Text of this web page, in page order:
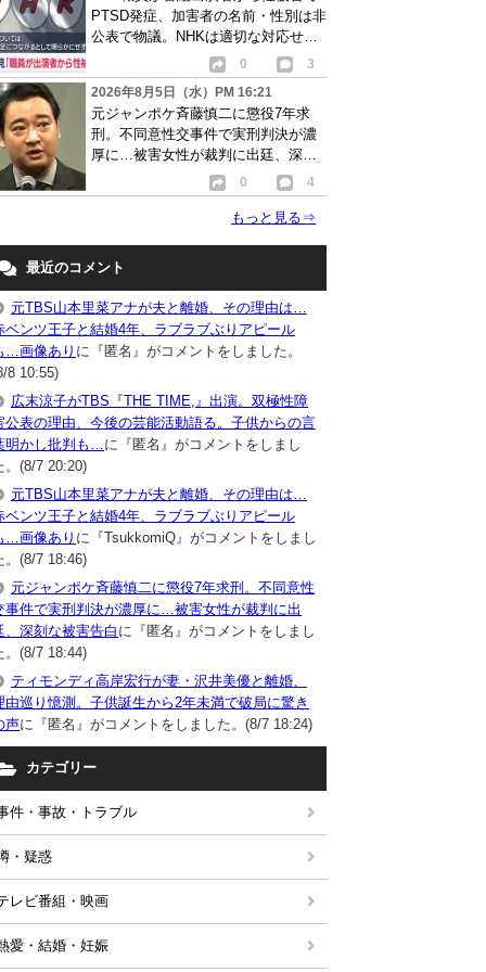
PTSD発症、加害者の名前・性別は非
公表で物議。NHKは適切な対応せず
0
3
2026年8月5日（水）PM 16:21
元ジャンポケ斉藤慎二に懲役7年求
刑。不同意性交事件で実刑判決が濃
厚に…被害女性が裁判に出廷、深刻
0 4
もっと見る⇒
最近のコメント
元TBS山本里菜アナが夫と離婚、その理由は…
ベンツ王子と結婚4年、ラブラブぶりアピール
…画像あり に『匿名』がコメントをしました。
8 10:55)
広末涼子がTBS『THE TIME,』出演。双極性障
公表の理由、今後の芸能活動語る。子供からの言
明かし批判も… に『匿名』がコメントをしまし
。(8/7 20:20)
元TBS山本里菜アナが夫と離婚、その理由は…
ベンツ王子と結婚4年、ラブラブぶりアピール
…画像あり に『TsukkomiQ』がコメントをしまし
。(8/7 18:46)
元ジャンポケ斉藤慎二に懲役7年求刑。不同意性
事件で実刑判決が濃厚に…被害女性が裁判に出
、深刻な被害告白 に『匿名』がコメントをしまし
。(8/7 18:44)
ティモンディ高岸宏行が妻・沢井美優と離婚、
由巡り憶測。子供誕生から2年未満で破局に驚き
声に『匿名』がコメントをしました。(8/7 18:24)
カテゴリー
件・事故・トラブル
・疑惑
レビ番組・映画
愛・結婚・妊娠